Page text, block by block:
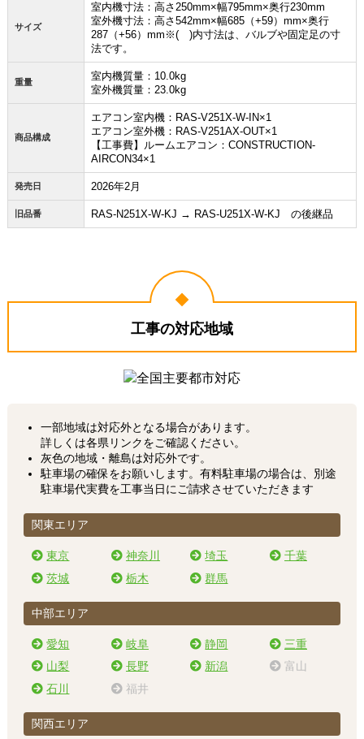
サイズ
室内機寸法：高さ250mm×幅795mm×奥行230mm
室外機寸法：高さ542mm×幅685（+59）mm×奥行
287（+56）mm※( )内寸法は、バルブや固定足の寸
法です。
重量
室内機質量：10.0kg
室外機質量：23.0kg
商品構成
エアコン室内機：RAS-V251X-W-IN×1
エアコン室外機：RAS-V251AX-OUT×1
【工事費】ルームエアコン：CONSTRUCTION-
AIRCON34×1
発売日 2026年2月
旧品番 RAS-N251X-W-KJ → RAS-U251X-W-KJ の後継品
工事の対応地域
一部地域は対応外となる場合があります。
詳しくは各県リンクをご確認ください。
灰色の地域・離島は対応外です。
駐車場の確保をお願いします。有料駐車場の場合は、別途
駐車場代実費を工事当日にご請求させていただきます
関東エリア
東京 神奈川 埼玉
千葉
茨城
栃木 群馬
中部エリア
愛知 岐阜 静岡
三重
山梨
長野 新潟
富山
石川
福井
関西エリア